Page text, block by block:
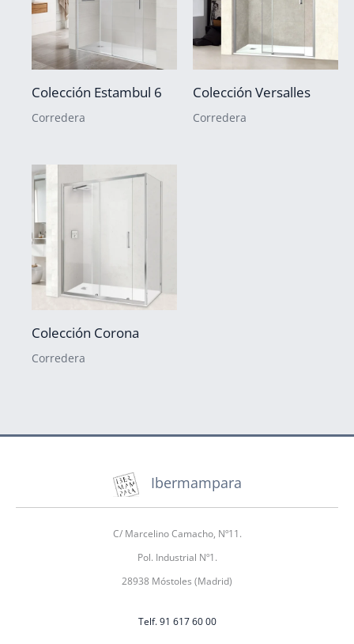
Colección Estambul 6
Corredera
Colección Versalles
Corredera
Colección Corona
Corredera
Ibermampara
C/ Marcelino Camacho, Nº11.
Pol. Industrial Nº1.
28938 Móstoles (Madrid)
Telf. 91 617 60 00